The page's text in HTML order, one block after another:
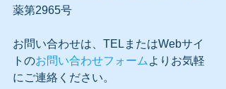
薬第2965号
お問い合わせは、TELまたはWebサイ
トのお問い合わせフォーム よりお気軽
にご連絡ください。